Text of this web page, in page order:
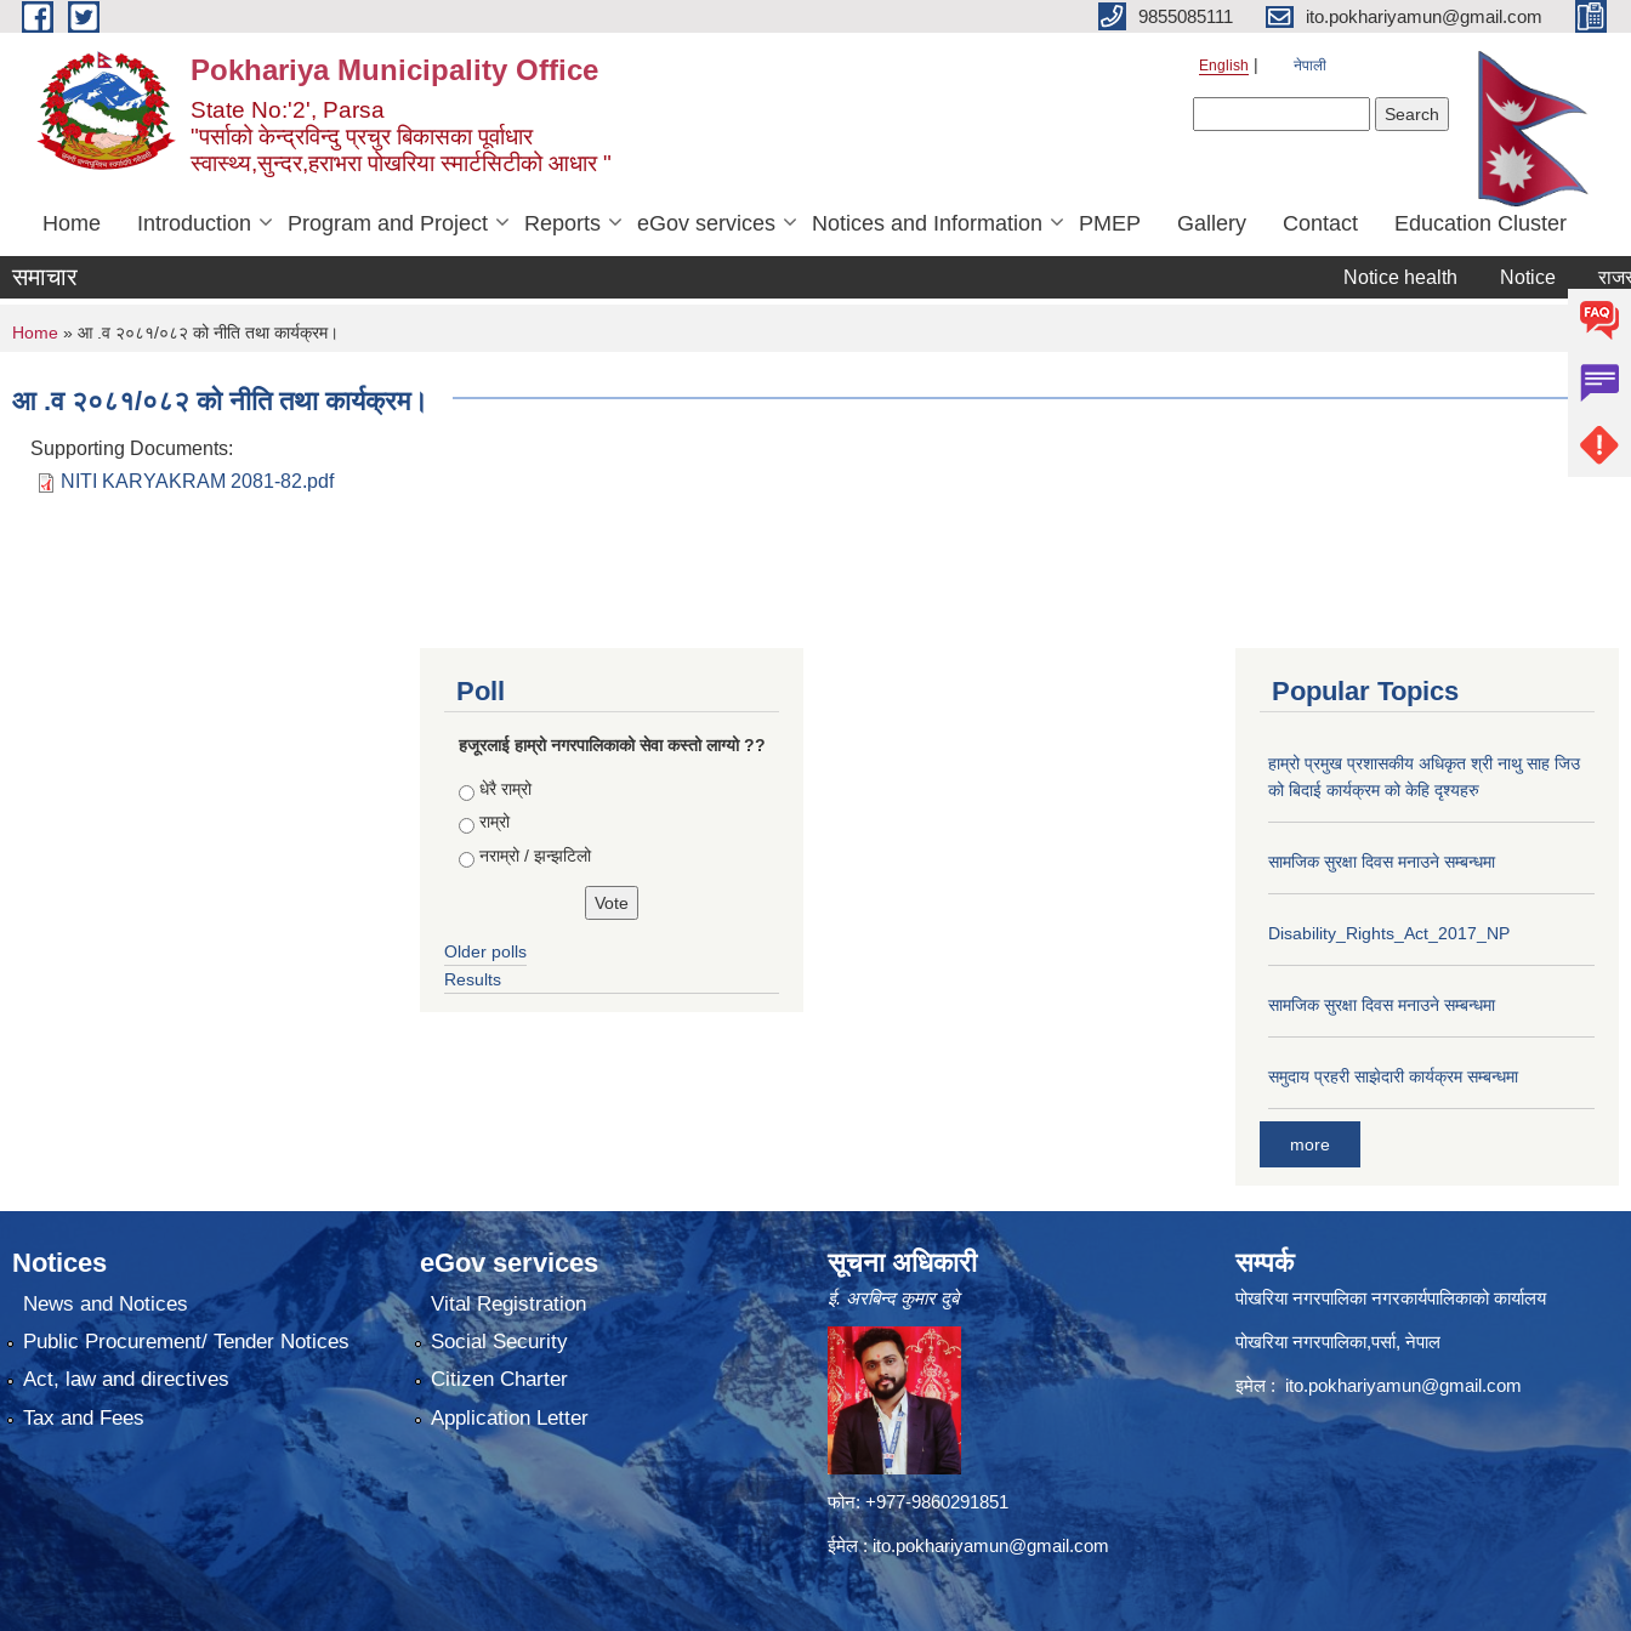
Skip to main content 9855085111 ito.pokhariyamun@gmail.com
Pokhariya Municipality Office
State No:'2', Parsa
"पर्साको केन्द्रविन्दु प्रचुर बिकासका पूर्वाधार
स्वास्थ्य,सुन्दर,हराभरा पोखरिया स्मार्टसिटीको आधार "
English नेपाली
Home Introduction Program and Project Reports eGov services Notices and Information PMEP Gallery Contact Education Cluster
समाचार Notice health Notice राजस्व
You are here
Home » आ .व २०८१/०८२ को नीति तथा कार्यक्रम।
आ .व २०८१/०८२ को नीति तथा कार्यक्रम।
Supporting Documents:
NITI KARYAKRAM 2081-82.pdf
Poll
हजूरलाई हाम्रो नगरपालिकाको सेवा कस्तो लाग्यो ??
Choices
धेरै राम्रो
राम्रो
नराम्रो / झन्झटिलो
Older polls
Results
Popular Topics
हाम्रो प्रमुख प्रशासकीय अधिकृत श्री नाथु साह जिउ
को बिदाई कार्यक्रम को केहि दृश्यहरु
सामजिक सुरक्षा दिवस मनाउने सम्बन्धमा
Disability_Rights_Act_2017_NP
सामजिक सुरक्षा दिवस मनाउने सम्बन्धमा
समुदाय प्रहरी साझेदारी कार्यक्रम सम्बन्धमा
more
Notices
News and Notices
Public Procurement/ Tender Notices
Act, law and directives
Tax and Fees
eGov services
Vital Registration
Social Security
Citizen Charter
Application Letter
सूचना अधिकारी
ई. अरबिन्द कुमार दुबे
फोन: +977-9860291851
ईमेल :ito.pokhariyamun@gmail.com
सम्पर्क
पोखरिया नगरपालिका नगरकार्यपालिकाको कार्यालय
पोखरिया नगरपालिका,पर्सा, नेपाल
इमेल : ito.pokhariyamun@gmail.com